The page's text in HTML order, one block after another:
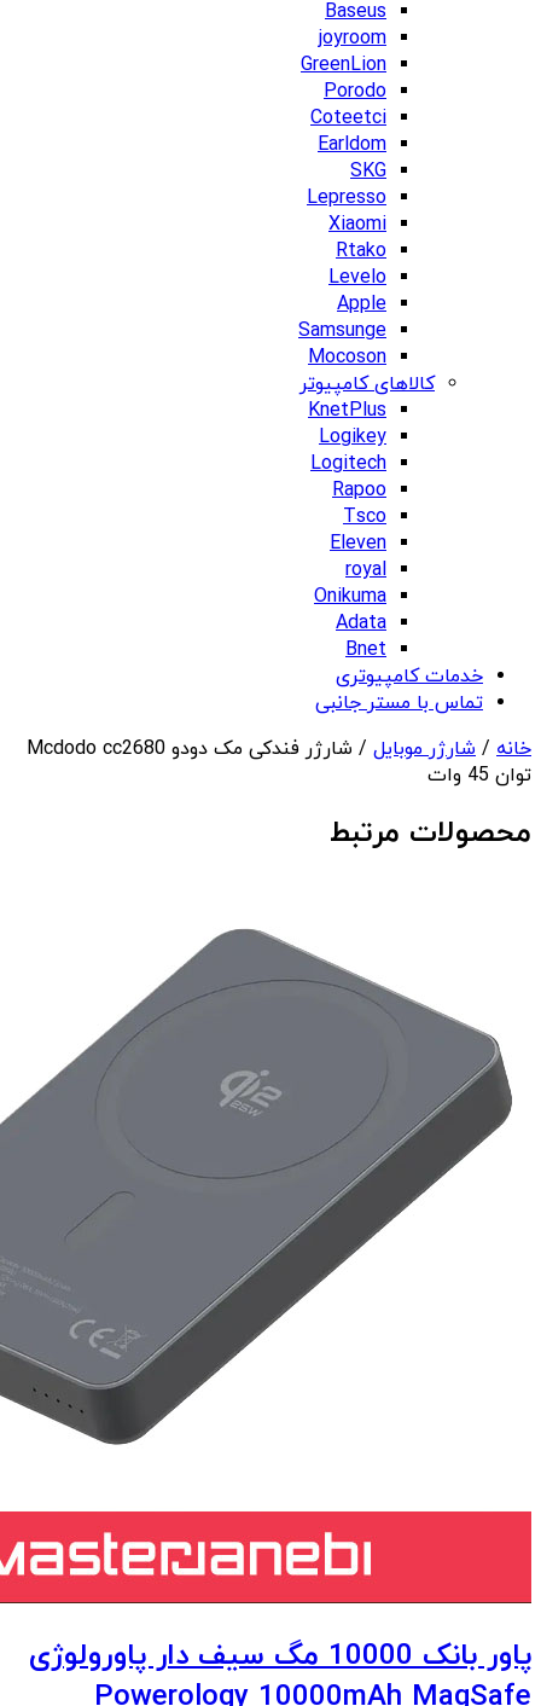
Baseus
joyroom
GreenLion
Porodo
Coteetci
Earldom
SKG
Lepresso
Xiaomi
Rtako
Levelo
Apple
Samsunge
Mocoson
کالاهای کامپیوتر
KnetPlus
Logikey
Logitech
Rapoo
Tsco
Eleven
royal
Onikuma
Adata
Bnet
خدمات کامپیوتری
تماس با مستر جانبی
خانه / شارژر موبایل
/ شارژر فندکی مک دودو Mcdodo cc2680
توان 45 وات
محصولات مرتبط
پاور بانک 10000 مگ سیف دار پاورولوژی
Powerology 10000mAh MagSafe